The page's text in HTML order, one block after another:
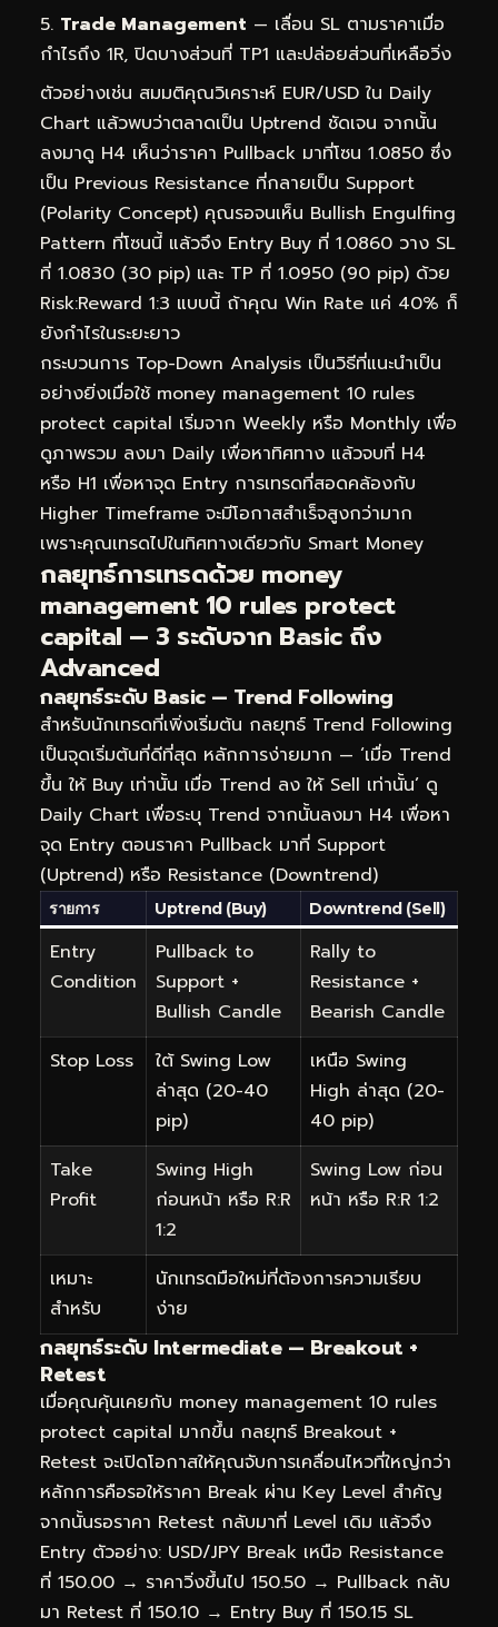
Trade Management — เลื่อน SL ตามราคาเมื่อ
กำไรถึง 1R, ปิดบางส่วนที่ TP1 และปล่อยส่วนที่เหลือวิ่ง
ตัวอย่างเช่น สมมติคุณวิเคราะห์ EUR/USD ใน Daily
Chart แล้วพบว่าตลาดเป็น Uptrend ชัดเจน จากนั้น
ลงมาดู H4 เห็นว่าราคา Pullback มาที่โซน 1.0850 ซึ่ง
เป็น Previous Resistance ที่กลายเป็น Support
(Polarity Concept) คุณรอจนเห็น Bullish Engulfing
Pattern ที่โซนนี้ แล้วจึง Entry Buy ที่ 1.0860 วาง SL
ที่ 1.0830 (30 pip) และ TP ที่ 1.0950 (90 pip) ด้วย
Risk:Reward 1:3 แบบนี้ ถ้าคุณ Win Rate แค่ 40% ก็
ยังกำไรในระยะยาว
กระบวนการ Top-Down Analysis เป็นวิธีที่แนะนำเป็น
อย่างยิ่งเมื่อใช้ money management 10 rules
protect capital เริ่มจาก Weekly หรือ Monthly เพื่อ
ดูภาพรวม ลงมา Daily เพื่อหาทิศทาง แล้วจบที่ H4
หรือ H1 เพื่อหาจุด Entry การเทรดที่สอดคล้องกับ
Higher Timeframe จะมีโอกาสสำเร็จสูงกว่ามาก
เพราะคุณเทรดไปในทิศทางเดียวกับ Smart Money
กลยุทธ์การเทรดด้วย money
management 10 rules protect
capital — 3 ระดับจาก Basic ถึง
Advanced
กลยุทธ์ระดับ Basic — Trend Following
สำหรับนักเทรดที่เพิ่งเริ่มต้น กลยุทธ์ Trend Following
เป็นจุดเริ่มต้นที่ดีที่สุด หลักการง่ายมาก — ‘เมื่อ Trend
ขึ้น ให้ Buy เท่านั้น เมื่อ Trend ลง ให้ Sell เท่านั้น’ ดู
Daily Chart เพื่อระบุ Trend จากนั้นลงมา H4 เพื่อหา
จุด Entry ตอนราคา Pullback มาที่ Support
(Uptrend) หรือ Resistance (Downtrend)
รายการ Uptrend (Buy) Downtrend (Sell)
Entry
Condition
Pullback to
Support +
Bullish Candle
Rally to
Resistance +
Bearish Candle
Stop Loss
ใต้ Swing Low
ล่าสุด (20-40
pip)
เหนือ Swing
High ล่าสุด (20-
40 pip)
Take
Profit
Swing High
ก่อนหน้า หรือ R:R
1:2
Swing Low ก่อน
หน้า หรือ R:R 1:2
เหมาะ
สำหรับ
นักเทรดมือใหม่ที่ต้องการความเรียบ
ง่าย
กลยุทธ์ระดับ Intermediate — Breakout +
Retest
เมื่อคุณคุ้นเคยกับ money management 10 rules
protect capital มากขึ้น กลยุทธ์ Breakout +
Retest จะเปิดโอกาสให้คุณจับการเคลื่อนไหวที่ใหญ่กว่า
หลักการคือรอให้ราคา Break ผ่าน Key Level สำคัญ
จากนั้นรอราคา Retest กลับมาที่ Level เดิม แล้วจึง
Entry ตัวอย่าง: USD/JPY Break เหนือ Resistance
ที่ 150.00 → ราคาวิ่งขึ้นไป 150.50 → Pullback กลับ
มา Retest ที่ 150.10 → Entry Buy ที่ 150.15 SL